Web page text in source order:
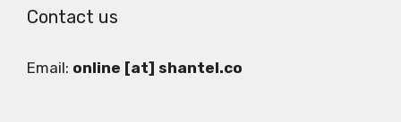
Contact us
Email: online [at] shantel.co